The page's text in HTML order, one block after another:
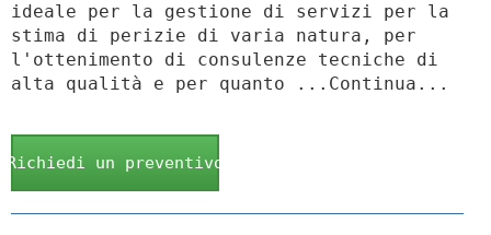
ideale per la gestione di servizi per la
stima di perizie di varia natura, per
l'ottenimento di consulenze tecniche di
alta qualità e per quanto ...Continua...
Richiedi un preventivo